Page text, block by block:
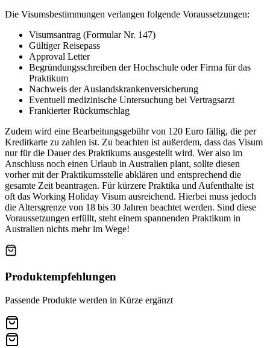
Die Visumsbestimmungen verlangen folgende Voraussetzungen:
Visumsantrag (Formular Nr. 147)
Gültiger Reisepass
Approval Letter
Begründungsschreiben der Hochschule oder Firma für das
Praktikum
Nachweis der Auslandskrankenversicherung
Eventuell medizinische Untersuchung bei Vertragsarzt
Frankierter Rückumschlag
Zudem wird eine Bearbeitungsgebühr von 120 Euro fällig, die per
Kreditkarte zu zahlen ist. Zu beachten ist außerdem, dass das Visum
nur für die Dauer des Praktikums ausgestellt wird. Wer also im
Anschluss noch einen Urlaub in Australien plant, sollte diesen
vorher mit der Praktikumsstelle abklären und entsprechend die
gesamte Zeit beantragen. Für kürzere Praktika und Aufenthalte ist
oft das Working Holiday Visum ausreichend. Hierbei muss jedoch
die Altersgrenze von 18 bis 30 Jahren beachtet werden. Sind diese
Voraussetzungen erfüllt, steht einem spannenden Praktikum in
Australien nichts mehr im Wege!
Produktempfehlungen
Passende Produkte werden in Kürze ergänzt